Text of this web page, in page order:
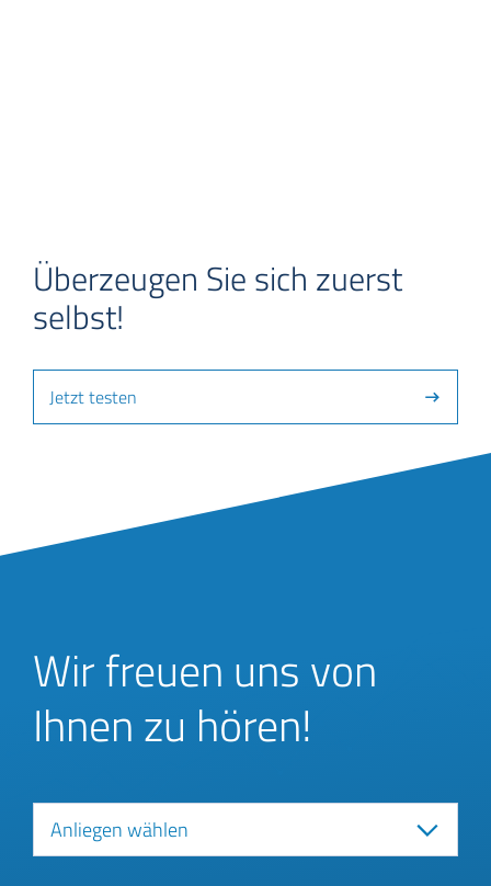
Überzeugen Sie sich zuerst
selbst!
Jetzt testen
Wir freuen uns von
Ihnen zu hören!
Anliegen wählen